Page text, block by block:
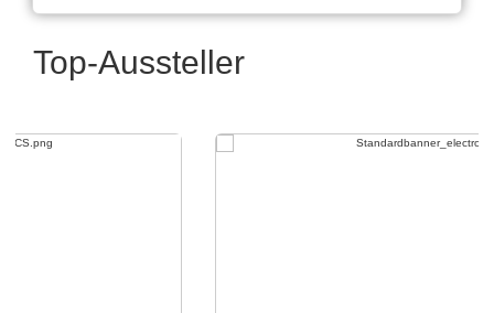
Top-Aussteller